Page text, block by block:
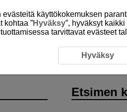
Etsimen
käyttökokemuksen
kohtaa ”Hyväksy”, hyväksyt
tarvittavat evästeet
Hyväksy